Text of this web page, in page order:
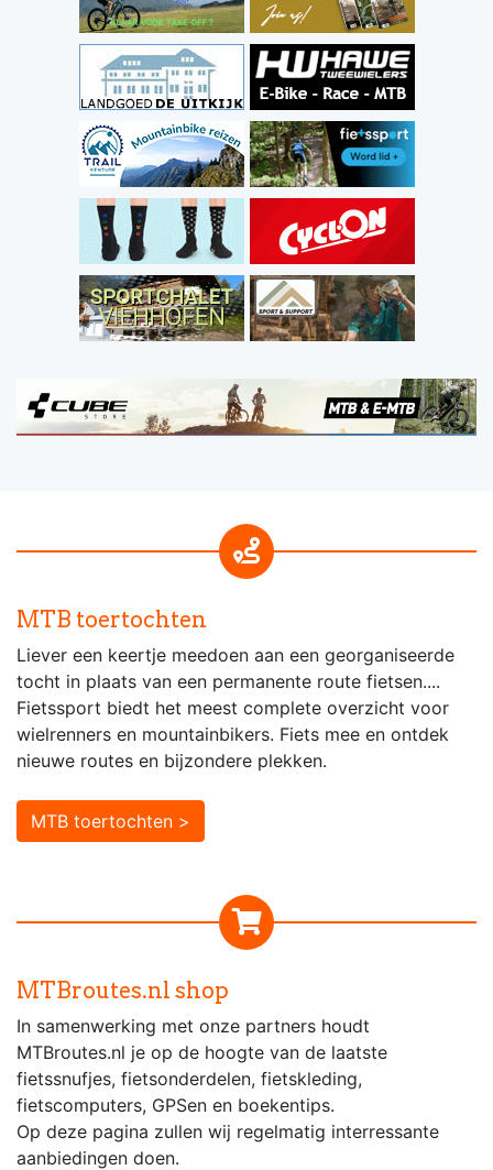
MTB toertochten
Liever een keertje meedoen aan een georganiseerde
tocht in plaats van een permanente route fietsen....
Fietssport biedt het meest complete overzicht voor
wielrenners en mountainbikers. Fiets mee en ontdek
nieuwe routes en bijzondere plekken.
MTB toertochten >
MTBroutes.nl shop
In samenwerking met onze partners houdt
MTBroutes.nl je op de hoogte van de laatste
fietssnufjes, fietsonderdelen, fietskleding,
fietscomputers, GPSen en boekentips.
Op deze pagina zullen wij regelmatig interressante
aanbiedingen doen.